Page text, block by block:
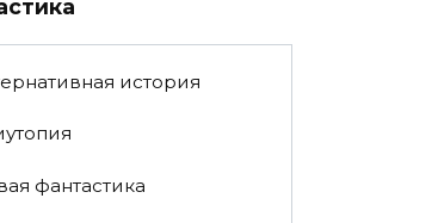
история
фантастика